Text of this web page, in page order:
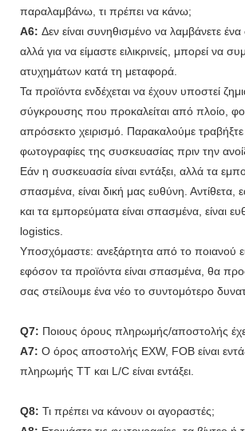
παραλαμβάνω, τι πρέπει να κάνω;
A6: Δεν είναι συνηθισμένο να λαμβάνετε
αλλά για να είμαστε ειλικρινείς, μπορεί να
ατυχημάτων κατά τη μεταφορά.
Τα προϊόντα ενδέχεται να έχουν υποστεί
σύγκρουσης που προκαλείται από πλοίο,
απρόσεκτο χειρισμό. Παρακαλούμε τραβήξτε
φωτογραφίες της συσκευασίας πριν την
Εάν η συσκευασία είναι εντάξει, αλλά τα
σπασμένα, είναι δική μας ευθύνη. Αντίθετα,
και τα εμπορεύματα είναι σπασμένα, είναι
logistics.
Υποσχόμαστε: ανεξάρτητα από το ποιανού
εφόσον τα προϊόντα είναι σπασμένα, θα
σας στείλουμε ένα νέο το συντομότερο
Q7: Ποιους όρους πληρωμής/αποστολής
A7: Ο όρος αποστολής EXW, FOB είναι
πληρωμής TT και L/C είναι εντάξει.
Q8: Τι πρέπει να κάνουν οι αγοραστές;